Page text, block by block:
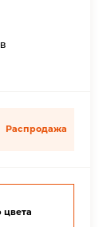
Распродажа
цвета